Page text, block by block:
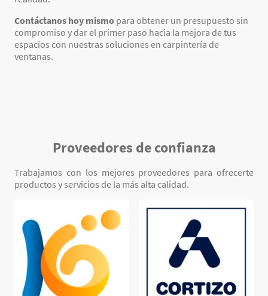
Contáctanos hoy mismo para obtener un presupuesto sin
compromiso y dar el primer paso hacia la mejora de tus
espacios con nuestras soluciones en carpintería de
ventanas.
Proveedores de confianza
Trabajamos con los mejores proveedores para ofrecerte
productos y servicios de la más alta calidad.